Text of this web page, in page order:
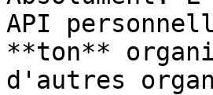
API
**ton**
d'autres